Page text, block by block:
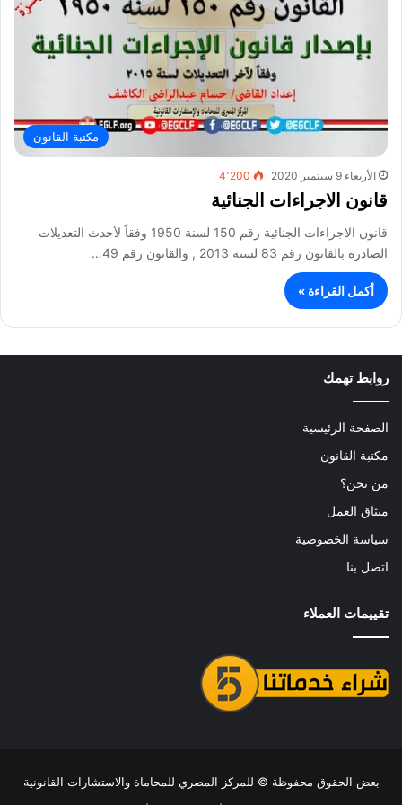
مكتبة القانون
الأربعاء 9 سبتمبر 2020 4٬200
قانون الاجراءات الجنائية
قانون الاجراءات الجنائية رقم 150 لسنة 1950 وفقاً لأحدث التعديلات
الصادرة بالقانون رقم 83 لسنة 2013 , والقانون رقم 49…
أكمل القراءة »
روابط تهمك
الصفحة الرئيسية
مكتبة القانون
من نحن؟
ميثاق العمل
سياسة الخصوصية
اتصل بنا
تقييمات العملاء
بعض الحقوق محفوظة © للمركز المصري للمحاماة والاستشارات القانونية